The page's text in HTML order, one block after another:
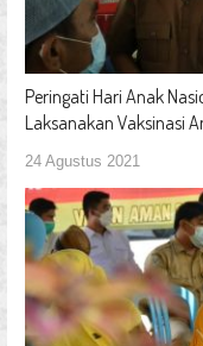
Peringati Hari Anak
Laksanakan Vaksinasi
24 Agustus 2021